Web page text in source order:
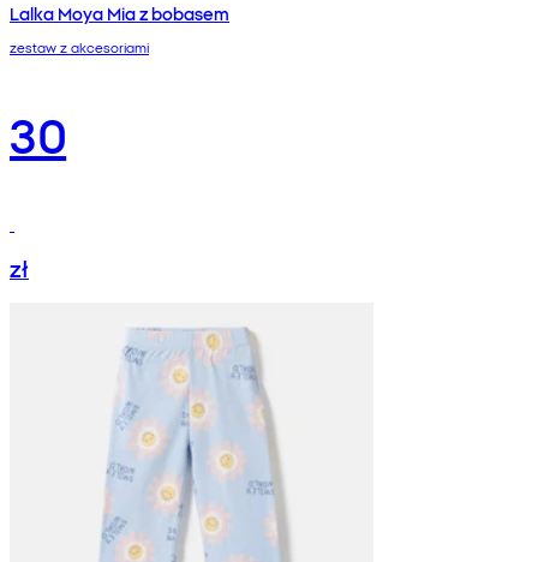
Lalka Moya Mia z bobasem
zestaw z akcesoriami
30
zł